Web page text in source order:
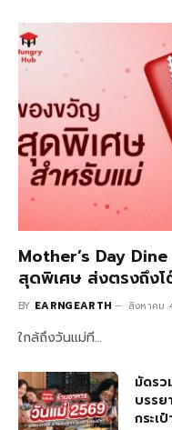
Mother’s Day
สุดพิเศษ ส่งตรงถึงโ
BY EARNGEARTH สิงหาคม
ใกล้ถึงวันแม่ที…
มัดรว
บรรย
กระเป๋